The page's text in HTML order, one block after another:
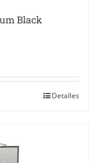
Black
Detalles